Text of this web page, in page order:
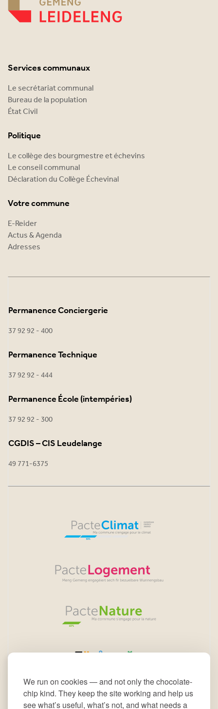
We run on cookies — and not only the chocolate-
chip kind. They keep the site working and help us
see what’s useful, what’s not, and what needs a
Services communaux
Le secrétariat communal
Bureau de la population
État Civil
Politique
Le collège des bourgmestre et échevins
Le conseil communal
Déclaration du Collège Échevinal
Votre commune
E-Reider
Actus & Agenda
Adresses
Permanence Conciergerie
37 92 92 - 400
Permanence Technique
37 92 92 - 444
Permanence École (intempéries)
37 92 92 - 300
CGDIS – CIS Leudelange
49 771-6375